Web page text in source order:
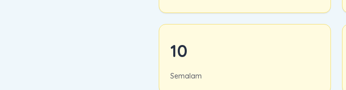
10
Semalam